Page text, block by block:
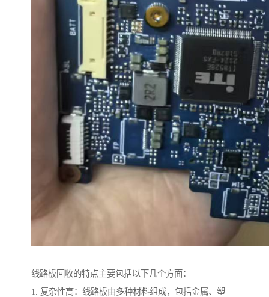
线路板回收的特点主要包括以下几个方面：
1. 复杂性高：线路板由多种材料组成，包括金属、塑